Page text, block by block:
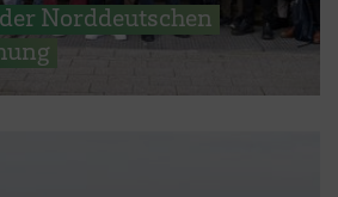
Norddeutschen